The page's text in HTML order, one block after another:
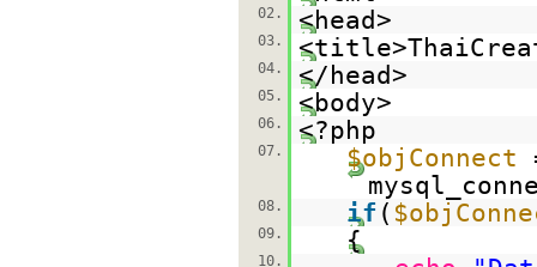
02. <head>
03.
04. </head>
05. <body>
06. <?php
07. $objConnect
08. if (
09. {
10.